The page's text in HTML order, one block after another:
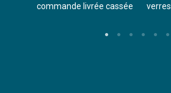
commande livrée cassée​